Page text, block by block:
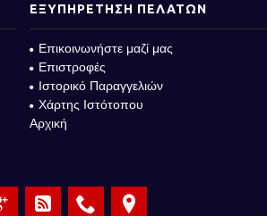
ΕΞΥΠΗΡΕΤΗΣΗ ΠΕΛΑΤΩΝ
Επικοινωνήστε μαζί μας
Επιστροφές
Ιστορικό Παραγγελιών
Χάρτης Ιστότοπου
Αρχική